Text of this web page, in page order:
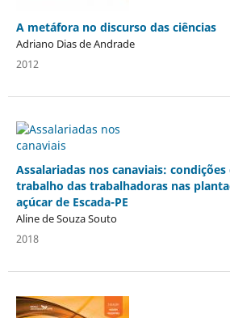
A metáfora no discurso das ciências
Adriano Dias de Andrade
2012
Assalariadas nos canaviais: condições
trabalho das trabalhadoras nas
açúcar de Escada-PE
Aline de Souza Souto
2018